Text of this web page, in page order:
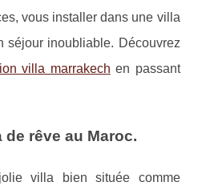
vous installer dans une villa
séjour inoubliable. Découvrez
villa marrakech en passant
rêve au Maroc.
villa bien située comme